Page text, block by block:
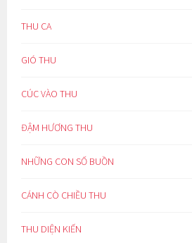
THU CA
GIÓ THU
CÚC VÀO THU
ĐẬM HƯƠNG THU
NHỮNG CON SỐ BUỒN
CÁNH CÒ CHIỀU THU
THU DIỆN KIẾN